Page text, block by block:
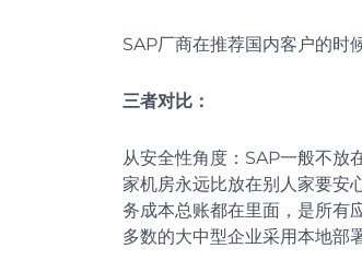
SAP厂商在推荐国内客户的时
三者对比：
从安全性角度：SAP一般不放
家机房永远比放在别人家要安
务成本总账都在里面，是所有
多数的大中型企业采用本地部